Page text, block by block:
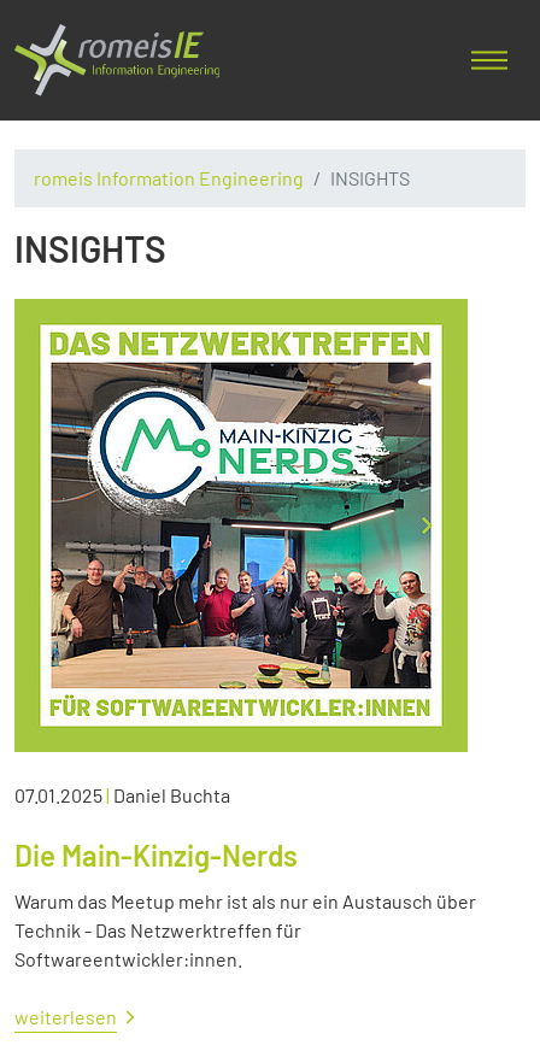
romeis Information Engineering INSIGHTS
INSIGHTS
07.01.2025| Daniel Buchta
Die Main-Kinzig-Nerds
Warum das Meetup mehr ist als nur ein Austausch über
Technik - Das Netzwerktreffen für
Softwareentwickler:innen.
weiterlesen